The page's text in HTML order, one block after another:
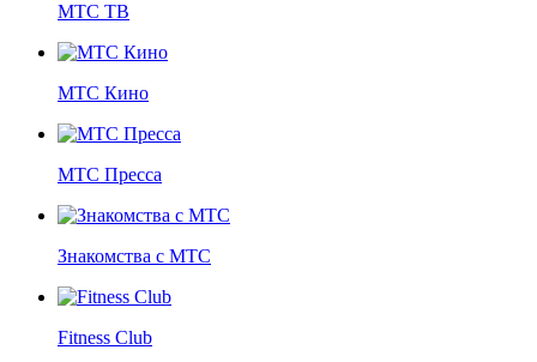
МТС ТВ
МТС Кино
МТС Пресса
Знакомства с МТС
Fitness Club